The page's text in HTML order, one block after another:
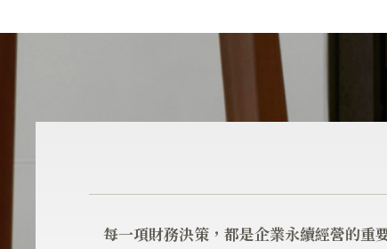
每一項財務決策，都是企業永續經營的重